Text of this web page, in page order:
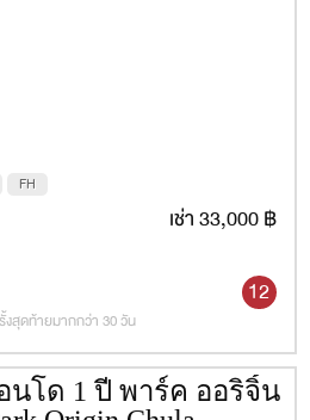
FH
เช่า 33,000 ฿
12
สุดท้ายมากกว่า 30 วัน
นโด 1 ปี พาร์ค ออริจิ้น